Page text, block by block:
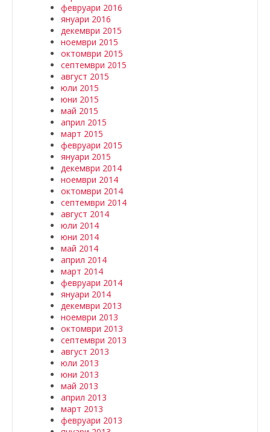
февруари 2016
януари 2016
декември 2015
ноември 2015
октомври 2015
септември 2015
август 2015
юли 2015
юни 2015
май 2015
април 2015
март 2015
февруари 2015
януари 2015
декември 2014
ноември 2014
октомври 2014
септември 2014
август 2014
юли 2014
юни 2014
май 2014
април 2014
март 2014
февруари 2014
януари 2014
декември 2013
ноември 2013
октомври 2013
септември 2013
август 2013
юли 2013
юни 2013
май 2013
април 2013
март 2013
февруари 2013